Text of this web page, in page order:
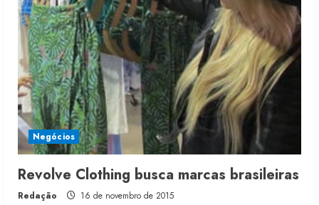
Negócios
Revolve Clothing busca marcas brasileiras
Redação 16 de novembro de 2015
Moda vende US$63,7 bilhões em
produtos licenciados
6 de agosto de 2026